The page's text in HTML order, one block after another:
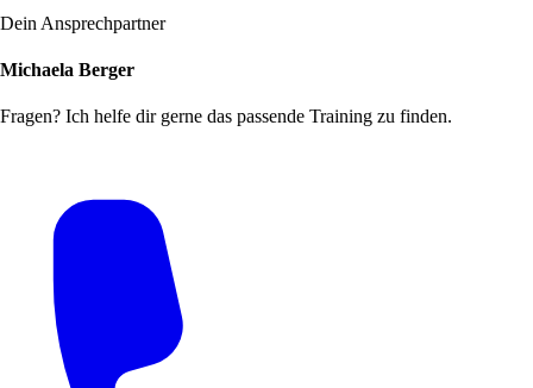
Dein Ansprechpartner
Michaela Berger
Fragen? Ich helfe dir gerne das passende Training zu finden.